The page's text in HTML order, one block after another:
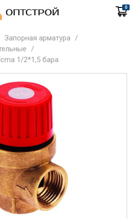
0
Запорная арматура /
/
1/2*1,5 бара